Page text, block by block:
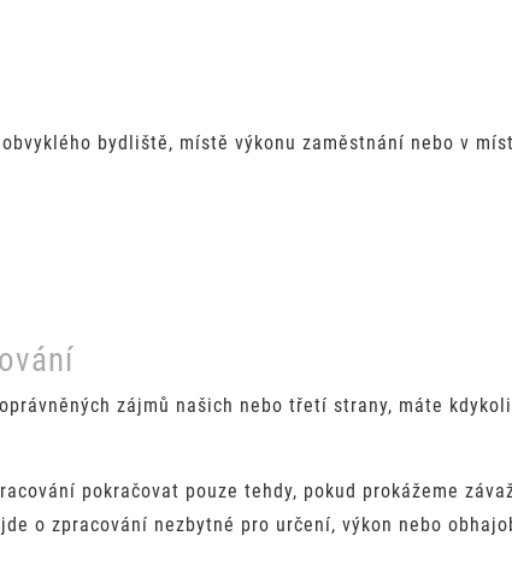
bydliště, místě výkonu zaměstnání nebo v
zájmů našich nebo třetí strany, máte
pokračovat pouze tehdy, pokud prokážeme
o zpracování nezbytné pro určení, výkon nebo